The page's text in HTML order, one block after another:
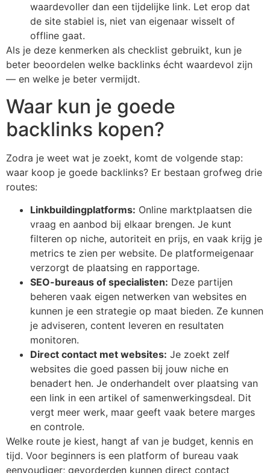
waardevoller dan een tijdelijke link. Let erop dat
de site stabiel is, niet van eigenaar wisselt of
offline gaat.
Als je deze kenmerken als checklist gebruikt, kun je
beter beoordelen welke backlinks écht waardevol zijn
— en welke je beter vermijdt.
Waar kun je goede
backlinks kopen?
Zodra je weet wat je zoekt, komt de volgende stap:
waar koop je goede backlinks? Er bestaan grofweg drie
routes:
Linkbuilding­platforms: Online marktplaatsen die
vraag en aanbod bij elkaar brengen. Je kunt
filteren op niche, autoriteit en prijs, en vaak krijg je
metrics te zien per website. De platformeigenaar
verzorgt de plaatsing en rapportage.
SEO-bureaus of specialisten: Deze partijen
beheren vaak eigen netwerken van websites en
kunnen je een strategie op maat bieden. Ze kunnen
je adviseren, content leveren en resultaten
monitoren.
Direct contact met websites: Je zoekt zelf
websites die goed passen bij jouw niche en
benadert hen. Je onderhandelt over plaatsing van
een link in een artikel of samenwerkingsdeal. Dit
vergt meer werk, maar geeft vaak betere marges
en controle.
Welke route je kiest, hangt af van je budget, kennis en
tijd. Voor beginners is een platform of bureau vaak
eenvoudiger; gevorderden kunnen direct contact